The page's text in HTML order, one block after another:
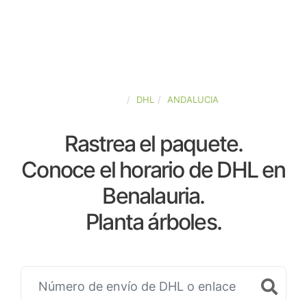
DHL ANDALUCIA
Rastrea el paquete.
Conoce el horario de DHL en
Benalauria.
Planta árboles.